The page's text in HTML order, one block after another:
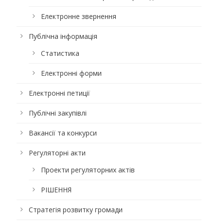
Електронне звернення
Публічна інформація
Статистика
Електронні форми
Електронні петиції
Публічні закупівлі
Вакансії та конкурси
Регуляторні акти
Проекти регуляторних актів
РІШЕННЯ
Стратегія розвитку громади